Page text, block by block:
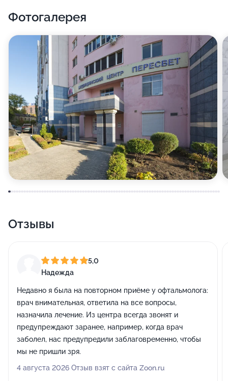
Фотогалерея
Отзывы
5,0
Надежда
Недавно я была на повторном приёме у офтальмолога:
врач внимательная, ответила на все вопросы,
назначила лечение. Из центра всегда звонят и
предупреждают заранее, например, когда врач
заболел, нас предупредили заблаговременно, чтобы
мы не пришли зря.
4 августа 2026 Отзыв взят с сайта Zoon.ru